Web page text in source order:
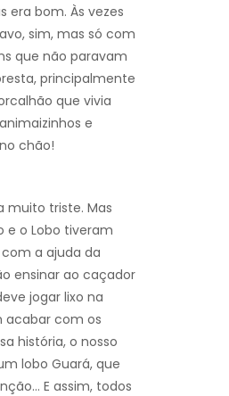
era bom. Às vezes
sim, mas só com
que não paravam
principalmente
que vivia
e
chão!
muito triste. Mas
e o Lobo tiveram
a ajuda da
ensinar ao caçador
jogar lixo na
acabar com os
história, o nosso
lobo Guará, que
E assim, todos